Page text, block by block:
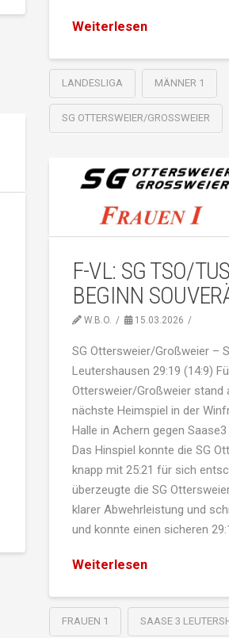
Weiterlesen
LANDESLIGA MÄNNER 1
SG OTTERSWEIER/GROSSWEIER
F-VL: SG TSO/
BEGINN
W.B.O. 15.03.2026
SG Ottersweier/Großweier –
Leutershausen 29:19 (14:9)
Ottersweier/Großweier stand
nächste Heimspiel in der
Halle in Achern gegen
Das Hinspiel konnte die SG
knapp mit 25:21 für sich
überzeugte die SG
klarer Abwehrleistung und
und konnte einen sicheren
Weiterlesen
FRAUEN 1 SAASE 3